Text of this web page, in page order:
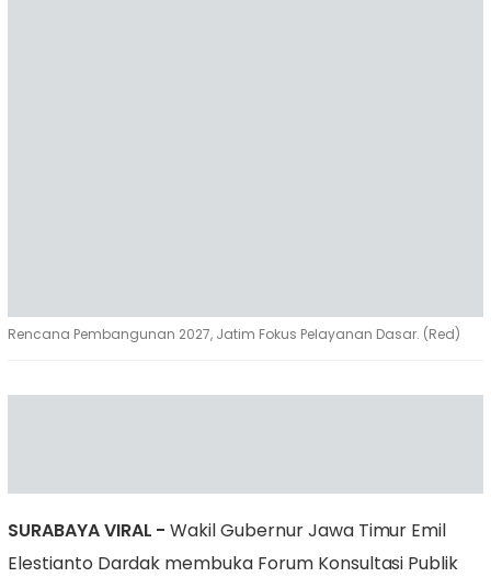
Rencana Pembangunan 2027, Jatim Fokus Pelayanan Dasar. (Red)
SURABAYA VIRAL - Wakil Gubernur Jawa Timur Emil
Elestianto Dardak membuka Forum Konsultasi Publik